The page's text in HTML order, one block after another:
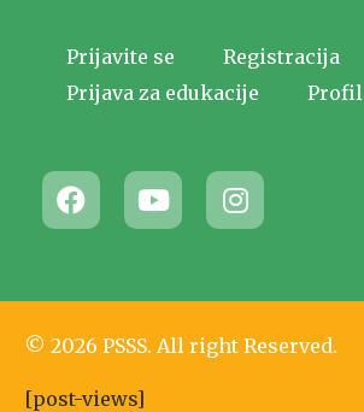
Prijavite se
Registracija
Prijava za edukacije
Profil
© 2026 PSSS. All right Reserved.
[post-views]